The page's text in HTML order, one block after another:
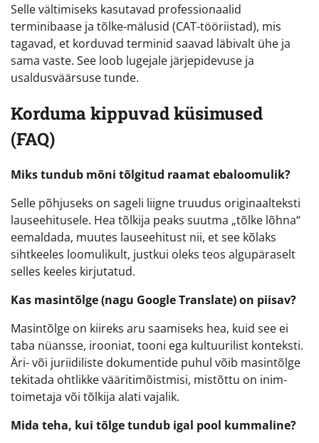
Selle vältimiseks kasutavad professionaalid
terminibaase ja tõlke-mälusid (CAT-tööriistad), mis
tagavad, et korduvad terminid saavad läbivalt ühe ja
sama vaste. See loob lugejale järjepidevuse ja
usaldusväärsuse tunde.
Korduma kippuvad küsimused
(FAQ)
Miks tundub mõni tõlgitud raamat ebaloomulik?
Selle põhjuseks on sageli liigne truudus originaalteksti
lauseehitusele. Hea tõlkija peaks suutma „tõlke lõhna“
eemaldada, muutes lauseehitust nii, et see kõlaks
sihtkeeles loomulikult, justkui oleks teos algupäraselt
selles keeles kirjutatud.
Kas masintõlge (nagu Google Translate) on piisav?
Masintõlge on kiireks aru saamiseks hea, kuid see ei
taba nüansse, irooniat, tooni ega kultuurilist konteksti.
Äri- või juriidiliste dokumentide puhul võib masintõlge
tekitada ohtlikke vääritimõistmisi, mistõttu on inim-
toimetaja või tõlkija alati vajalik.
Mida teha, kui tõlge tundub igal pool kummaline?